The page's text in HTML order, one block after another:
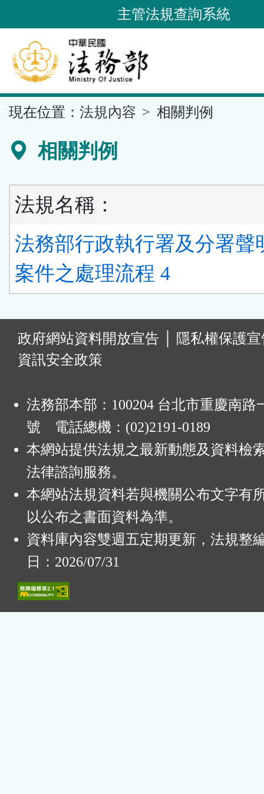
到
要
內
容
區
主管法規查詢系統
現在位置： 法規內容 相關判例
相關判例
法規名稱：
法務部行政執行署及分署聲
案件之處理流程 4
政府網站資料開放宣告
隱私權保護
資訊安全政策
法務部本部：100204 台北市重慶南路
號 電話總機：(02)2191-0189
本網站提供法規之最新動態及資料檢
法律諮詢服務。
本網站法規資料若與機關公布文字有
以公布之書面資料為準。
資料庫內容雙週五定期更新，法規整
日：2026/07/31